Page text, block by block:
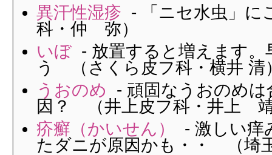
異汗性湿疹 - 「ニセ水虫」
科・仲 弥）
いぼ- 放置すると増えます。
う （さくら皮フ科・横井 清
うおのめ - 頑固なうおのめ
因？ （井上皮フ科・井上
疥癬（かいせん）
- 激しい痒
たダニが原因かも・・ （埼